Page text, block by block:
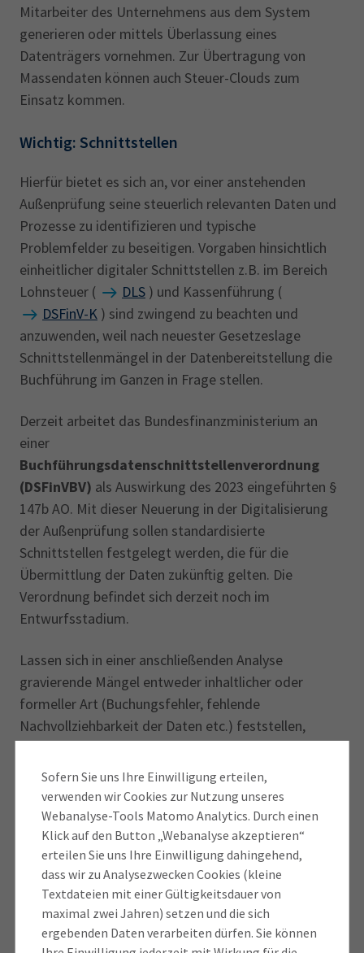
Sofern Sie uns Ihre Einwilligung erteilen,
verwenden wir Cookies zur Nutzung unseres
Webanalyse-Tools Matomo Analytics. Durch einen
Klick auf den Button „Webanalyse akzeptieren“
erteilen Sie uns Ihre Einwilligung dahingehend,
dass wir zu Analysezwecken Cookies (kleine
Textdateien mit einer Gültigkeitsdauer von
maximal zwei Jahren) setzen und die sich
ergebenden Daten verarbeiten dürfen. Sie können
Mitarbeiter des Unternehmens aus dem System
generieren oder mittels Überlassung eines
Datenträgers vornehmen. Zur Übertragung von
Massendaten können auch Steuer-Clouds zum
Einsatz kommen.
Wichtig: Schnittstellen
Hierfür bietet es sich an, vor einer anstehenden
Außenprüfung seine steuerlich relevanten Daten und
Prozesse zu identifizieren und typische
Problemfelder zu beseitigen. Vorgaben hinsichtlich
einheitlicher digitaler Schnittstellen z.B. im Bereich
Lohnsteuer (
DLS ) und Kassenführung (
DSFinV-K ) sind zwingend zu beachten und
anzuwenden, weil nach neuester Gesetzeslage
Schnittstellenmängel in der Datenbereitstellung die
Buchführung im Ganzen in Frage stellen.
Derzeit arbeitet das Bundesfinanzministerium an
einer
Buchführungsdatenschnittstellenverordnung
(DSFinVBV) als Auswirkung des 2023 eingeführten §
147b AO. Mit dieser Neuerung in der Digitalisierung
der Außenprüfung sollen standardisierte
Schnittstellen festgelegt werden, die für die
Übermittlung der Daten zukünftig gelten. Die
Verordnung befindet sich derzeit noch im
Entwurfsstadium.
Lassen sich in einer anschließenden Analyse
gravierende Mängel entweder inhaltlicher oder
formeller Art (Buchungsfehler, fehlende
Nachvollziehbarkeit der Daten etc.) feststellen,
andernfalls die Gefahr besteht, dass der
Betriebsprüfer die Buchführung wegen gravierender
Fehler in Ausnahmefällen verwirft und zur Schätzung
des Unternehmensergebnisses übergeht.
Weitergehende Ausführungen zum Thema
Außenprüfung, insbesondere die Zugriffsarten sowie
den Umfang des Zugriffs der Finanzverwaltung samt
Hinweisen und Beispielen, können Sie unserem